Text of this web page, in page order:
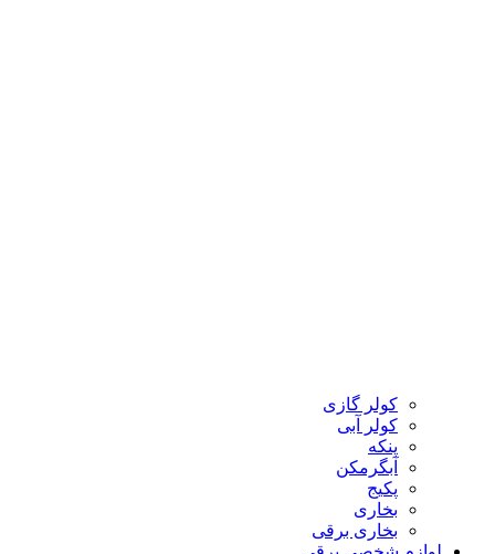
کولر گازی
کولر آبی
پنکه
آبگرمکن
پکیج
بخاری
بخاری برقی